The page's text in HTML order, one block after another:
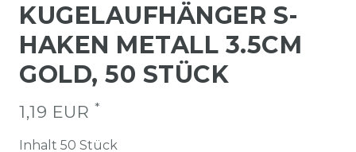
KUGELAUFHÄNGER S-
HAKEN METALL 3.5CM
GOLD, 50 STÜCK
1,19 EUR *
Inhalt 50 Stück